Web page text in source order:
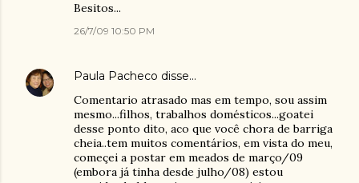
Besitos...
26/7/09 10:50 PM
Paula Pacheco disse…
Comentario atrasado mas em tempo, sou assim
mesmo...filhos, trabalhos domésticos...goatei
desse ponto dito, aco que você chora de barriga
cheia..tem muitos comentários, em vista do meu,
começei a postar em meados de março/09
(embora já tinha desde julho/08) estou